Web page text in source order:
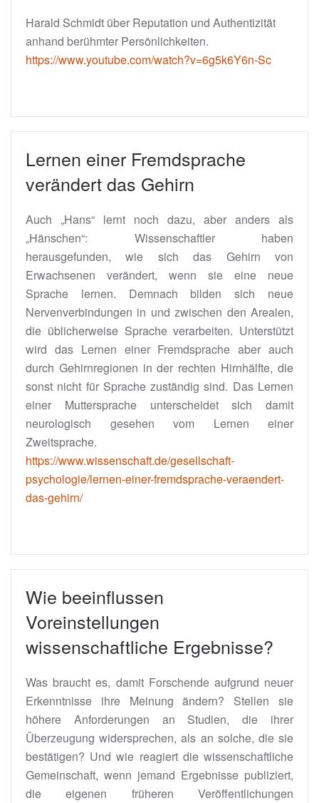
Harald Schmidt über Reputation und Authentizität
anhand berühmter Persönlichkeiten.
https://www.youtube.com/watch?v=6g5k6Y6n-Sc
Lernen einer Fremdsprache
verändert das Gehirn
Auch „Hans“ lernt noch dazu, aber anders als
„Hänschen“: Wissenschaftler haben
herausgefunden, wie sich das Gehirn von
Erwachsenen verändert, wenn sie eine neue
Sprache lernen. Demnach bilden sich neue
Nervenverbindungen in und zwischen den Arealen,
die üblicherweise Sprache verarbeiten. Unterstützt
wird das Lernen einer Fremdsprache aber auch
durch Gehirnregionen in der rechten Hirnhälfte, die
sonst nicht für Sprache zuständig sind. Das Lernen
einer Muttersprache unterscheidet sich damit
neurologisch gesehen vom Lernen einer
Zweitsprache.
https://www.wissenschaft.de/gesellschaft-
psychologie/lernen-einer-fremdsprache-veraendert-
das-gehirn/
Wie beeinflussen
Voreinstellungen
wissenschaftliche Ergebnisse?
Was braucht es, damit Forschende aufgrund neuer
Erkenntnisse ihre Meinung ändern? Stellen sie
höhere Anforderungen an Studien, die ihrer
Überzeugung widersprechen, als an solche, die sie
bestätigen? Und wie reagiert die wissenschaftliche
Gemeinschaft, wenn jemand Ergebnisse publiziert,
die eigenen früheren Veröffentlichungen